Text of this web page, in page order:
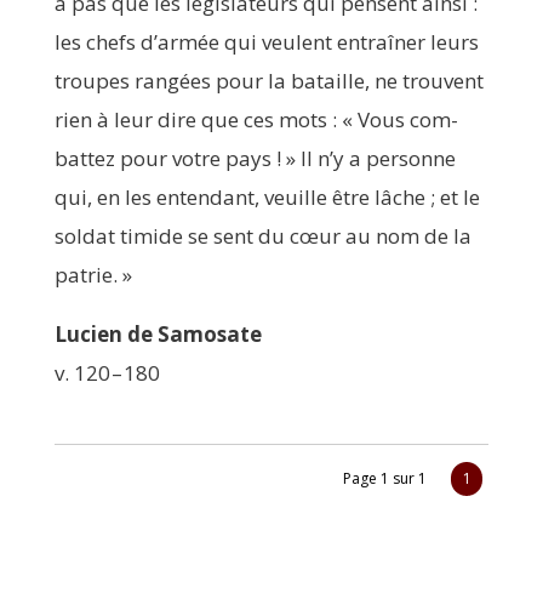
les chefs d’armée qui veulent entraî­ner leurs
troupes ran­gées pour la bataille, ne trouvent
rien à leur dire que ces mots : « Vous com­
bat­tez pour votre pays ! » Il n’y a per­sonne
qui, en les enten­dant, veuille être lâche ; et le
sol­dat timide se sent du cœur au nom de la
patrie. »
Lucien de Samosate
v. 120 – 180
Page 1 sur 1 1